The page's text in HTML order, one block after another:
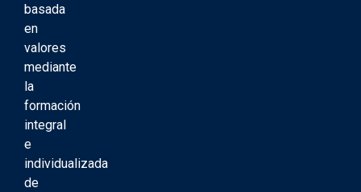
basada
en
valores
mediante
la
formación
integral
e
individualizada
de